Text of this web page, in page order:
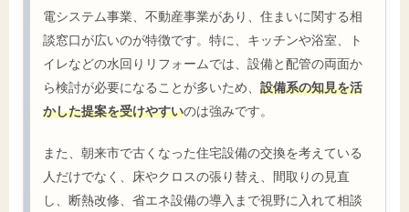
電システム事業、不動産事業があり、住まいに関する相
談窓口が広いのが特徴です。特に、キッチンや浴室、ト
イレなどの水回りリフォームでは、設備と配管の両面か
ら検討が必要になることが多いため、 設備系の知見を活
かした提案を受けやすいのは強みです。
また、朝来市で古くなった住宅設備の交換を考えている
人だけでなく、床やクロスの張り替え、間取りの見直
し、断熱改修、省エネ設備の導入まで視野に入れて相談